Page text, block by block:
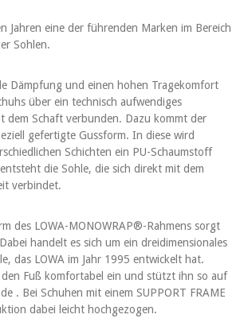
Jahren eine der führenden Marken im Bereich
Sohlen.
Dämpfung und einen hohen Tragekomfort
über ein technisch aufwendiges
dem Schaft verbunden. Dazu kommt der
gefertigte Gussform. In diese wird
Schichten ein PU-Schaumstoff
die Sohle, die sich direkt mit dem
verbindet.
des LOWA-MONOWRAP®-Rahmens sorgt
handelt es sich um ein dreidimensionales
das LOWA im Jahr 1995 entwickelt hat.
den Fuß komfortabel ein und stützt ihn so auf
. Bei Schuhen mit einem SUPPORT FRAME
dabei leicht hochgezogen.